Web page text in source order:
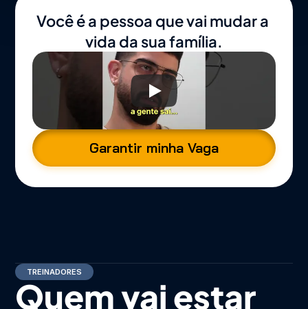
Você é a pessoa que vai mudar a
vida da sua família.
Garantir minha Vaga
TREINADORES
Quem vai estar